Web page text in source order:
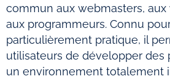
commun aux webmasters,
aux programmeurs. Connu
particulièrement pratique, il
utilisateurs de développer des
un environnement totalement